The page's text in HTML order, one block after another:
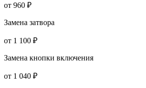
от 960 ₽
Замена затвора
от 1 100 ₽
Замена кнопки включения
от 1 040 ₽